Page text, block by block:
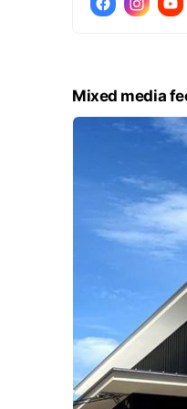
Mixed media